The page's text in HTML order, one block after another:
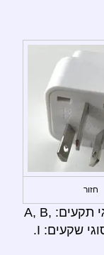
חזור
מתאם זה מאפשר לך להשתמש בסוגי תקעים: A, B,